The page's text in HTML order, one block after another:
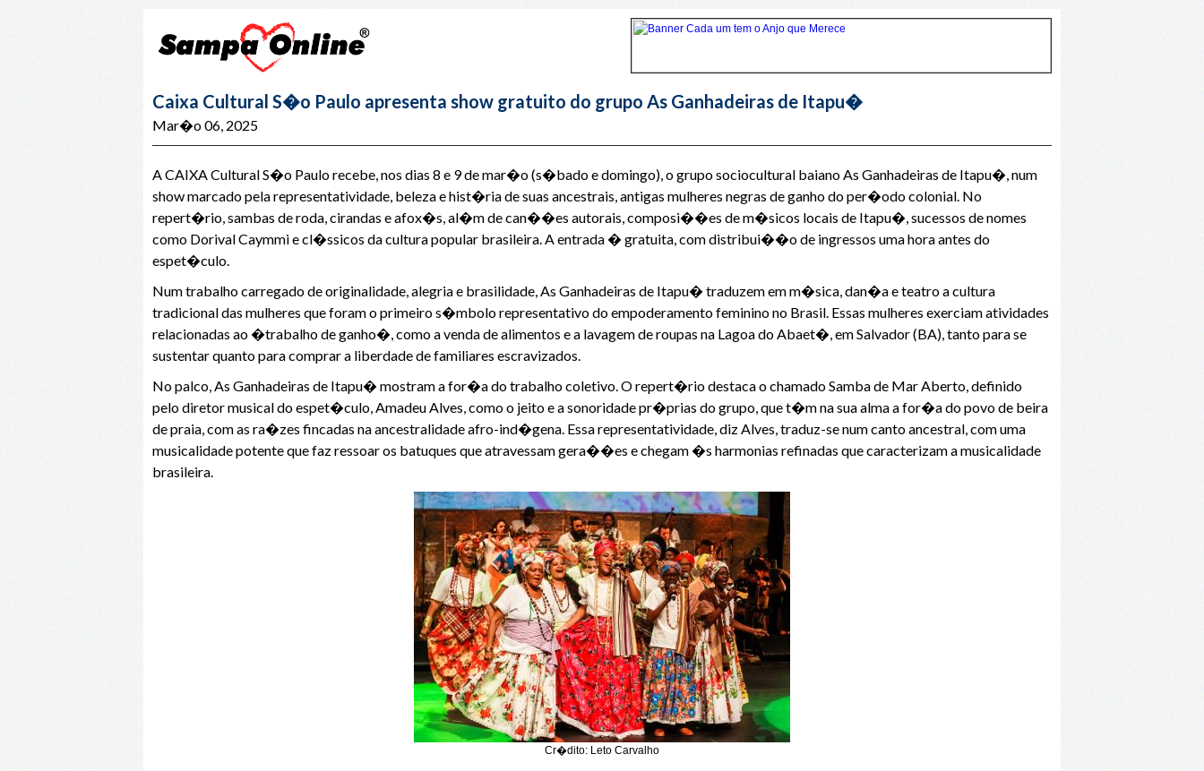
Caixa Cultural S�o Paulo apresenta show gratuito do grupo As Ganhadeiras de Itapu�
Mar�o 06, 2025
A CAIXA Cultural S�o Paulo recebe, nos dias 8 e 9 de mar�o (s�bado e domingo), o grupo sociocultural baiano As Ganhadeiras de Itapu�, num
show marcado pela representatividade, beleza e hist�ria de suas ancestrais, antigas mulheres negras de ganho do per�odo colonial. No
repert�rio, sambas de roda, cirandas e afox�s, al�m de can��es autorais, composi��es de m�sicos locais de Itapu�, sucessos de nomes
como Dorival Caymmi e cl�ssicos da cultura popular brasileira. A entrada � gratuita, com distribui��o de ingressos uma hora antes do
espet�culo.
Num trabalho carregado de originalidade, alegria e brasilidade, As Ganhadeiras de Itapu� traduzem em m�sica, dan�a e teatro a cultura
tradicional das mulheres que foram o primeiro s�mbolo representativo do empoderamento feminino no Brasil. Essas mulheres exerciam atividades
relacionadas ao �trabalho de ganho�, como a venda de alimentos e a lavagem de roupas na Lagoa do Abaet�, em Salvador (BA), tanto para se
sustentar quanto para comprar a liberdade de familiares escravizados.
No palco, As Ganhadeiras de Itapu� mostram a for�a do trabalho coletivo. O repert�rio destaca o chamado Samba de Mar Aberto, definido
pelo diretor musical do espet�culo, Amadeu Alves, como o jeito e a sonoridade pr�prias do grupo, que t�m na sua alma a for�a do povo de beira
de praia, com as ra�zes fincadas na ancestralidade afro-ind�gena. Essa representatividade, diz Alves, traduz-se num canto ancestral, com uma
musicalidade potente que faz ressoar os batuques que atravessam gera��es e chegam �s harmonias refinadas que caracterizam a musicalidade
brasileira.
Cr�dito: Leto Carvalho